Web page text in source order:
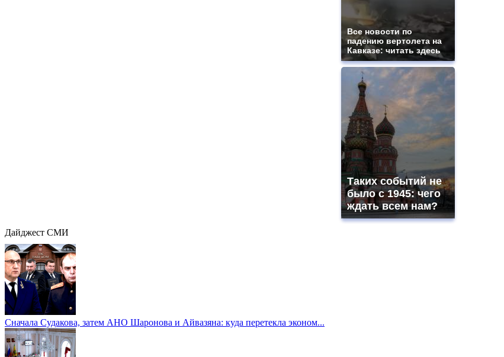
Все новости по
падению вертолета на
Кавказе: читать здесь
Таких событий не
было с 1945: чего
ждать всем нам?
Дайджест СМИ
Сначала Судакова, затем АНО Шаронова и Айвазяна: куда перетекла эконом...